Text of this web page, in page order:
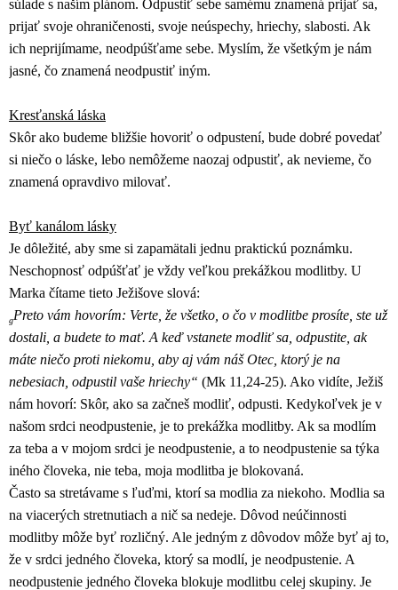
súlade s naším plánom. Odpustiť sebe samému znamená prijať sa,
prijať svoje ohraničenosti, svoje neúspechy, hriechy, slabosti. Ak
ich neprijímame, neodpúšťame sebe. Myslím, že všetkým je nám
jasné, čo znamená neodpustiť iným.
Kresťanská láska
Skôr ako budeme bližšie hovoriť o odpustení, bude dobré povedať
si niečo o láske, lebo nemôžeme naozaj odpustiť, ak nevieme, čo
znamená opravdivo milovať.
Byť kanálom lásky
Je dôležité, aby sme si zapamätali jednu praktickú poznámku.
Neschopnosť odpúšťať je vždy veľkou prekážkou modlitby. U
Marka čítame tieto Ježišove slová:
gPreto vám hovorím: Verte, že všetko, o čo v modlitbe prosíte, ste už
dostali, a budete to mať. A keď vstanete modliť sa, odpustite, ak
máte niečo proti niekomu, aby aj vám náš Otec, ktorý je na
nebesiach, odpustil vaše hriechy“ (Mk 11,24-25). Ako vidíte, Ježiš
nám hovorí: Skôr, ako sa začneš modliť, odpusti. Kedykoľvek je v
našom srdci neodpustenie, je to prekážka modlitby. Ak sa modlím
za teba a v mojom srdci je neodpustenie, a to neodpustenie sa týka
iného človeka, nie teba, moja modlitba je blokovaná.
Často sa stretávame s ľuďmi, ktorí sa modlia za niekoho. Modlia sa
na viacerých stretnutiach a nič sa nedeje. Dôvod neúčinnosti
modlitby môže byť rozličný. Ale jedným z dôvodov môže byť aj to,
že v srdci jedného človeka, ktorý sa modlí, je neodpustenie. A
neodpustenie jedného človeka blokuje modlitbu celej skupiny. Je